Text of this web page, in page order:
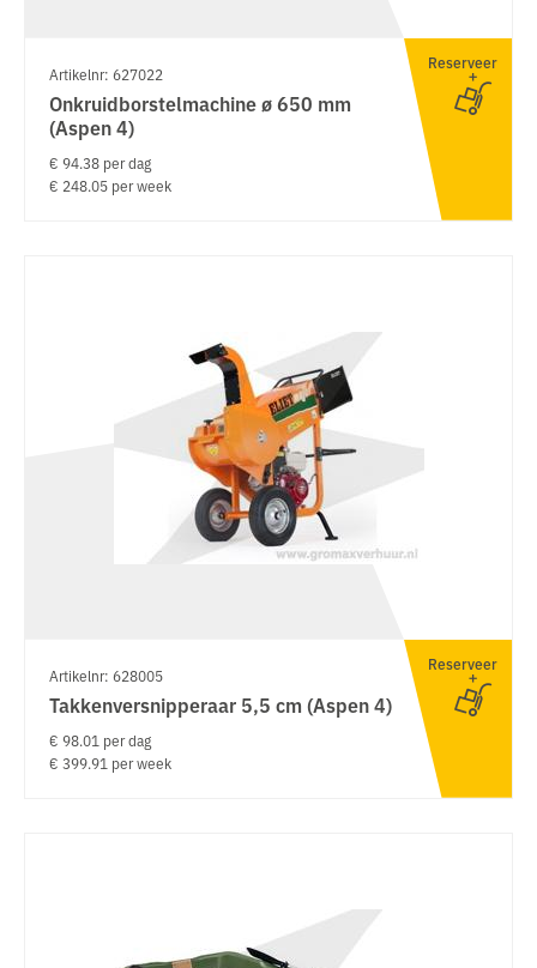
Artikelnr: 627022
Onkruidborstelmachine ø 650 mm
(Aspen 4)
€ 94.38 per dag
€ 248.05 per week
Reserveer
Artikelnr: 628005
Takkenversnipperaar 5,5 cm (Aspen 4)
€ 98.01 per dag
€ 399.91 per week
Reserveer